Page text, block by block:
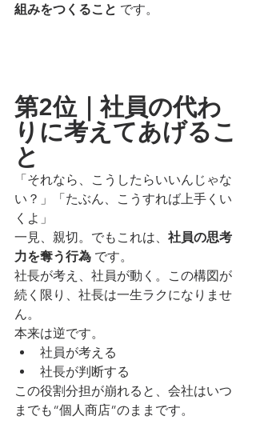
組みをつくること です。
第2位｜社員の代わ
りに考えてあげるこ
と
「それなら、こうしたらいいんじゃな
い？」「たぶん、こうすれば上手くい
くよ」
一見、親切。でもこれは、 社員の思考
力を奪う行為 です。
社長が考え、社員が動く。この構図が
続く限り、社長は一生ラクになりませ
ん。
本来は逆です。
社員が考える
社長が判断する
この役割分担が崩れると、会社はいつ
までも“個人商店”のままです。